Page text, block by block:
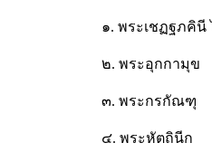
๑. พระเชฏฐภคินี ไ
๒. พระอุกกามุข
๓. พระกรกัณฑุ
๔. พระหัตถินีก